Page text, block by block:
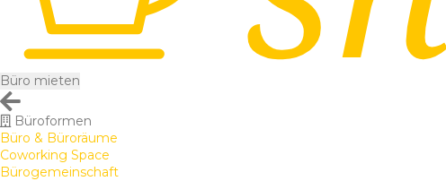
Büro mieten
Büroformen
Büro & Büroräume
Coworking Space
Bürogemeinschaft